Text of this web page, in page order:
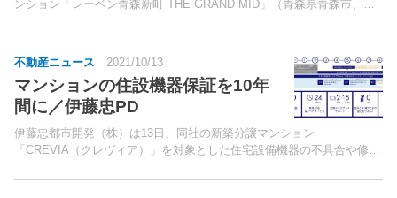
ンション「レーベン青森新町 THE GRAND MID」（青森県青森市、総
核となる「新町一丁目地区優良建築物等整備...
不動産ニュース 2021/10/13
マンションの住設機器保証を10年
間に／伊藤忠PD
伊藤忠都市開発（株）は13日、同社の新築分譲マンション
「CREVIA（クレヴィア）」を対象とした住宅設備機器の不具合や修理
SUPPORT」の提供を開始すると発表した。同社の...